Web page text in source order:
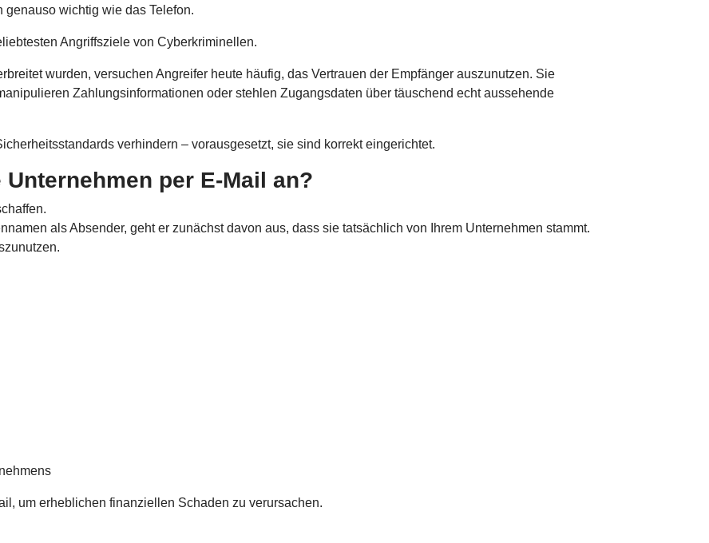
wichtig wie das Telefon.
Angriffsziele von Cyberkriminellen.
wurden, versuchen Angreifer heute häufig, das Vertrauen der Empfänger auszunutzen. Sie
Zahlungsinformationen oder stehlen Zugangsdaten über täuschend echt aussehende
verhindern – vorausgesetzt, sie sind korrekt eingerichtet.
per E-Mail an?
als Absender, geht er zunächst davon aus, dass sie tatsächlich von Ihrem Unternehmen stammt.
um erheblichen finanziellen Schaden zu verursachen.